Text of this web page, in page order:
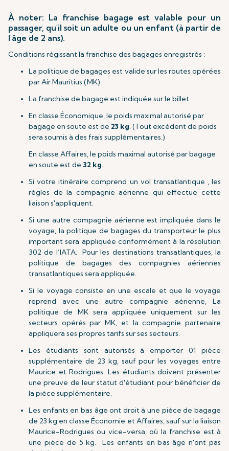
À noter: La franchise bagage est valable pour un
passager, qu'il soit un adulte ou un enfant (à partir de
l'âge de 2 ans).
Conditions régissant la franchise des bagages enregistrés :
La politique de bagages est valide sur les routes opérées
par Air Mauritius (MK).
La franchise de bagage est indiquée sur le billet.
En classe Économique, le poids maximal autorisé par
bagage en soute est de 23 kg. (Tout excédent de poids
sera soumis à des frais supplémentaires.)
En classe Affaires, le poids maximal autorisé par bagage
en soute est de 32 kg.
Si votre itinéraire comprend un vol transatlantique , les
règles de la compagnie aérienne qui effectue cette
liaison s'appliquent.
Si une autre compagnie aérienne est impliquée dans le
voyage, la politique de bagages du transporteur le plus
important sera appliquée conformément à la résolution
302 de l’IATA. Pour les destinations transatlantiques, la
politique de bagages des compagnies aériennes
transatlantiques sera appliquée.
Si le voyage consiste en une escale et que le voyage
reprend avec une autre compagnie aérienne, La
politique de MK sera appliquée uniquement sur les
secteurs opérés par MK, et la compagnie partenaire
appliquera ses propres tarifs sur ses secteurs.
Les étudiants sont autorisés à emporter 01 pièce
supplémentaire de 23 kg, sauf pour les voyages entre
Maurice et Rodrigues. Les étudiants doivent présenter
une preuve de leur statut d'étudiant pour bénéficier de
la pièce supplémentaire.
Les enfants en bas âge ont droit à une pièce de bagage
de 23 kg en classe Économie et Affaires, sauf sur la liaison
Maurice-Rodrigues ou vice-versa, où la franchise est à
une pièce de 5 kg. Les enfants en bas âge n'ont pas